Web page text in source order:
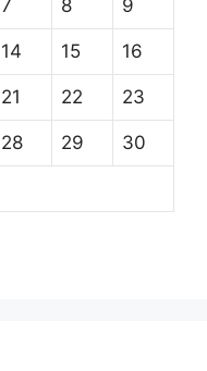
7 8 9
14 15 16
21 22 23
28 29 30